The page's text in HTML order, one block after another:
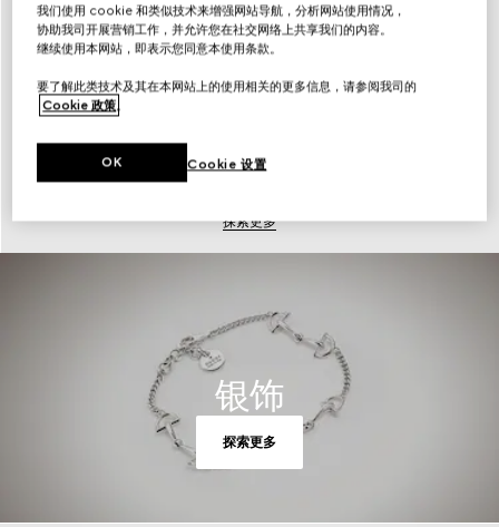
探索更多
银饰
探索更多
我们使用 cookie 和类似技术来增强网站导航，分析网站使用情况，
协助我司开展营销工作，并允许您在社交网络上共享我们的内容。
继续使用本网站，即表示您同意本使用条款。
要了解此类技术及其在本网站上的使用相关的更多信息，请参阅我司的
Cookie 政策。
Cookie 设置
OK